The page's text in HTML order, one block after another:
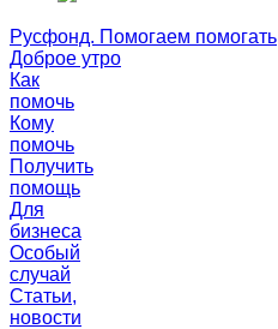
Русфонд. Помогаем помогать
Доброе утро
Как
помочь
Кому
помочь
Получить
помощь
Для
бизнеса
Особый
случай
Статьи,
новости